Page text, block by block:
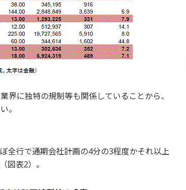
界に独特の規制等も関係していることから、
。
全行で通期会社計画の4分の3程度かそれ以上
図表2）。